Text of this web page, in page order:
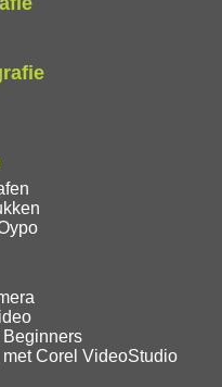
Corel VideoStudio